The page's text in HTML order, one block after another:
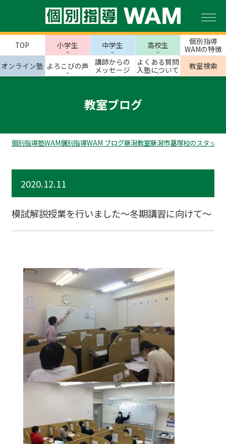
TOP 小学生 中学生 高校生
個別指導
WAMの特徴
オンライン塾 よろこびの声
講師からの
メッセージ
よくある質問
入塾について
教室検索
教室ブログ
個別指導塾WAM個別指導WAM ブログ新潟教室新潟市葛塚校のスタッフ
2020.12.11
模試解説授業を行いました～冬期講習に向けて～